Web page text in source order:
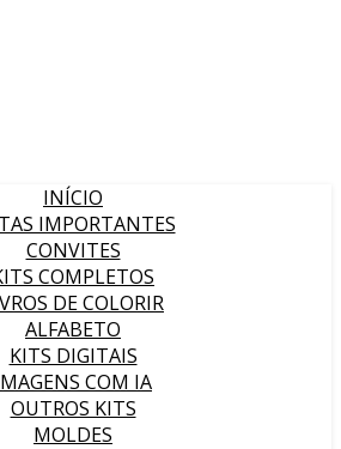
INÍCIO
IMPORTANTES
CONVITES
COMPLETOS
DE COLORIR
ALFABETO
KITS DIGITAIS
COM IA
OUTROS KITS
MOLDES